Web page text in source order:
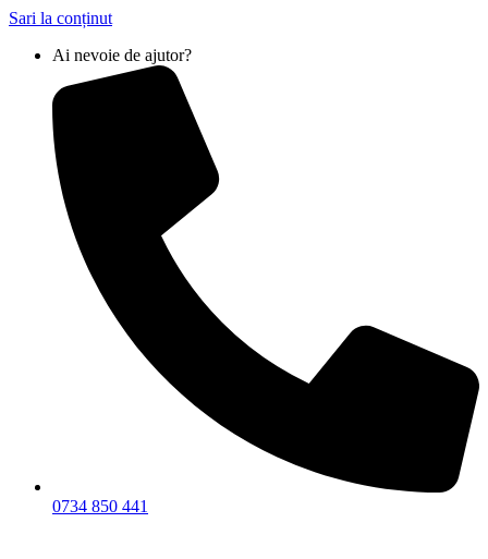
Sari la conținut
Ai nevoie de ajutor?
0734 850 441